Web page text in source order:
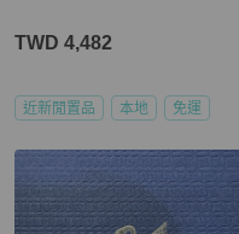
TWD 4,482
近新閒置品 本地 免運